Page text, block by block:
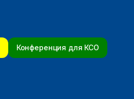
Конференция для КСО